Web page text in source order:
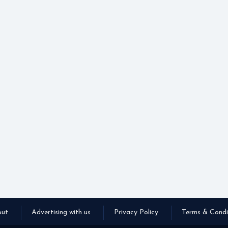
Advertising with us Privacy Policy Terms &